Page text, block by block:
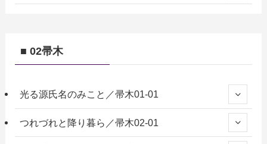
■ 02帚木
光る源氏名のみこと／帚木01-01
つれづれと降り暮ら／帚木02-01